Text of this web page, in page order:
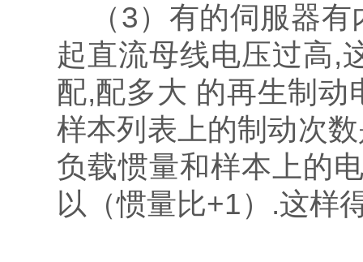
（3）有的伺服器有
起直流母线电压过高,
配,配多大 的再生制动
样本列表上的制动次
负载惯量和样本上的
以（惯量比+1）.这样